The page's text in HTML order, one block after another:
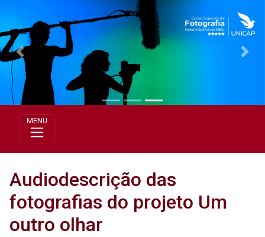
Previous Next
MENU
Audiodescrição das
fotografias do projeto Um
outro olhar